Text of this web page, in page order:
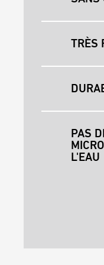
TRÈS
PAS
L'EAU